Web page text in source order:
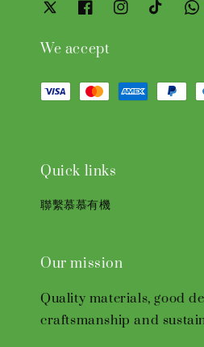
We accept
Quick links
聯繫慕慕有機
Our mission
Quality materials, good
craftsmanship and